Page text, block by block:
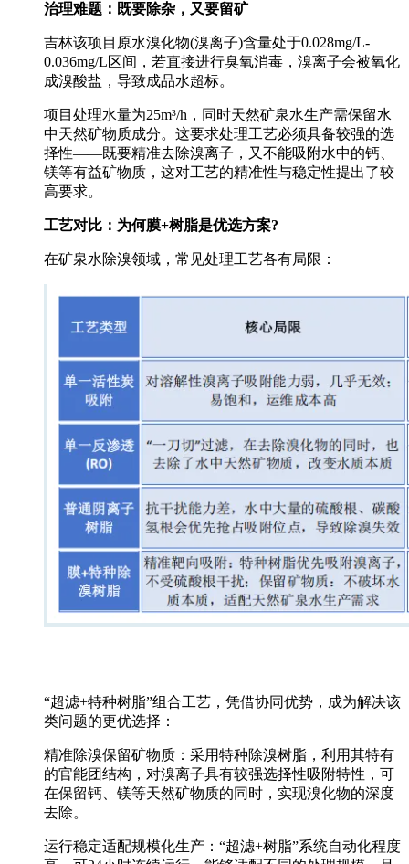
治理难题：既要除杂，又要留矿
吉林该项目原水溴化物(溴离子)含量处于0.028mg/L-
0.036mg/L区间，若直接进行臭氧消毒，溴离子会被氧化
成溴酸盐，导致成品水超标。
项目处理水量为25m³/h，同时天然矿泉水生产需保留水
中天然矿物质成分。这要求处理工艺必须具备较强的选
择性——既要精准去除溴离子，又不能吸附水中的钙、
镁等有益矿物质，这对工艺的精准性与稳定性提出了较
高要求。
工艺对比：为何膜+树脂是优选方案?
在矿泉水除溴领域，常见处理工艺各有局限：
“超滤+特种树脂”组合工艺，凭借协同优势，成为解决该
类问题的更优选择：
精准除溴保留矿物质：采用特种除溴树脂，利用其特有
的官能团结构，对溴离子具有较强选择性吸附特性，可
在保留钙、镁等天然矿物质的同时，实现溴化物的深度
去除。
运行稳定适配规模化生产：“超滤+树脂”系统自动化程度